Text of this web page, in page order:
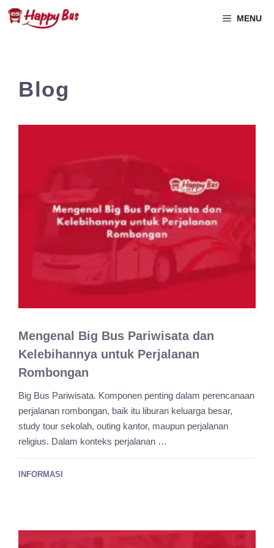
MENU
Blog
Mengenal Big Bus Pariwisata dan
Kelebihannya untuk Perjalanan
Rombongan
Big Bus Pariwisata. Komponen penting dalam perencanaan
perjalanan rombongan, baik itu liburan keluarga besar,
study tour sekolah, outing kantor, maupun perjalanan
religius. Dalam konteks perjalanan …
INFORMASI